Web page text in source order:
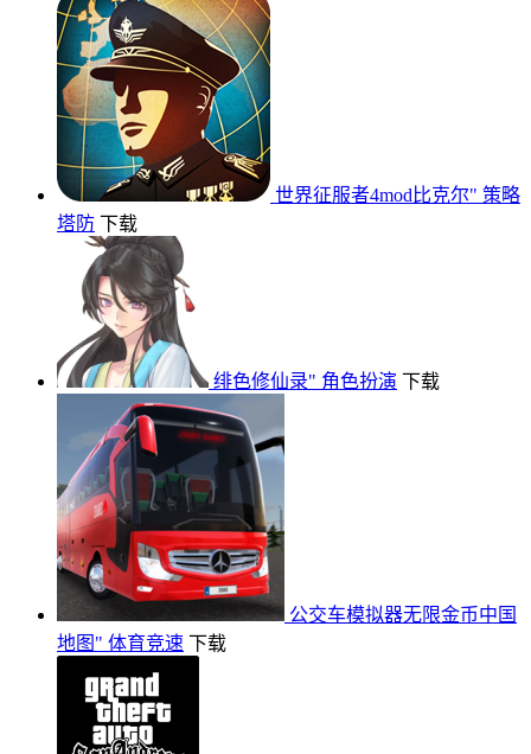
世界征服者4mod比克尔" 策略
塔防 下载
绯色修仙录" 角色扮演 下载
公交车模拟器无限金币中国
地图" 体育竞速 下载